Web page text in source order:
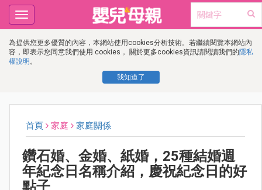
為提供您更多優質的內容，本網站使用cookies分析技術。若繼續閱覽本網站內
容，即表示您同意我們使用 cookies， 關於更多cookies資訊請閱讀我們的隱私
權說明 。
我知道了
Toggle
navigation
首頁 家庭 家庭關係
鑽石婚、金婚、紙婚，25種結婚週
年紀念日名稱介紹，慶祝紀念日的好
點子